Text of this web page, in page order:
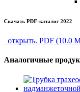
Скачать PDF-каталог 2022
открыть. PDF (10.0
Аналогичные